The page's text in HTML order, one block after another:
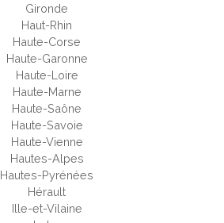
Gironde
Haut-Rhin
Haute-Corse
Haute-Garonne
Haute-Loire
Haute-Marne
Haute-Saône
Haute-Savoie
Haute-Vienne
Hautes-Alpes
Hautes-Pyrénées
Hérault
Ille-et-Vilaine